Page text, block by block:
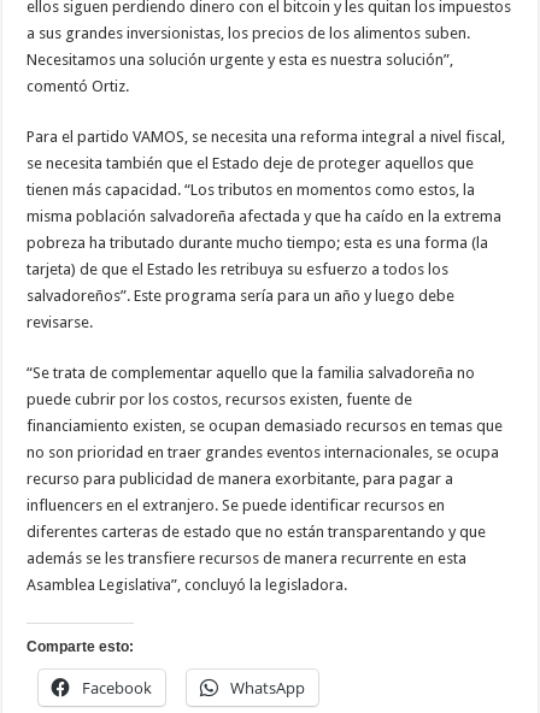
ellos siguen perdiendo dinero con el bitcoin y les quitan los impuestos
a sus grandes inversionistas, los precios de los alimentos suben.
Necesitamos una solución urgente y esta es nuestra solución”,
comentó Ortiz.
Para el partido VAMOS, se necesita una reforma integral a nivel fiscal,
se necesita también que el Estado deje de proteger aquellos que
tienen más capacidad. “Los tributos en momentos como estos, la
misma población salvadoreña afectada y que ha caído en la extrema
pobreza ha tributado durante mucho tiempo; esta es una forma (la
tarjeta) de que el Estado les retribuya su esfuerzo a todos los
salvadoreños”. Este programa sería para un año y luego debe
revisarse.
“Se trata de complementar aquello que la familia salvadoreña no
puede cubrir por los costos, recursos existen, fuente de
financiamiento existen, se ocupan demasiado recursos en temas que
no son prioridad en traer grandes eventos internacionales, se ocupa
recurso para publicidad de manera exorbitante, para pagar a
influencers en el extranjero. Se puede identificar recursos en
diferentes carteras de estado que no están transparentando y que
además se les transfiere recursos de manera recurrente en esta
Asamblea Legislativa”, concluyó la legisladora.
Comparte esto:
Facebook WhatsApp